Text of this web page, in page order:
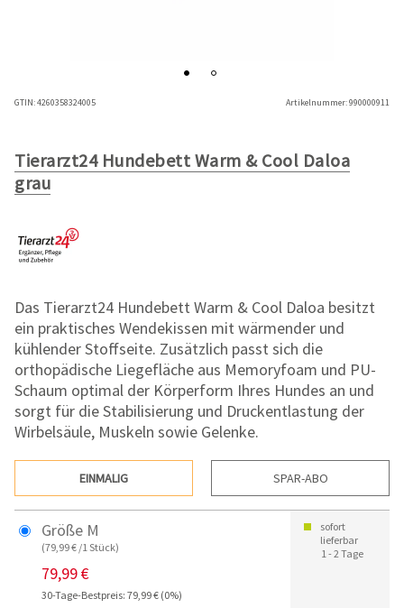
GTIN:4260358324005 Artikelnummer:990000911
Tierarzt24 Hundebett Warm & Cool Daloa
grau
Das Tierarzt24 Hundebett Warm & Cool Daloa besitzt
ein praktisches Wendekissen mit wärmender und
kühlender Stoffseite. Zusätzlich passt sich die
orthopädische Liegefläche aus Memoryfoam und PU-
Schaum optimal der Körperform Ihres Hundes an und
sorgt für die Stabilisierung und Druckentlastung der
Wirbelsäule, Muskeln sowie Gelenke.
EINMALIG SPAR-ABO
Größe M
(79,99 € /1 Stück)
79,99 €
30-Tage-Bestpreis: 79,99 € (0%)
sofort
lieferbar
1 - 2 Tage